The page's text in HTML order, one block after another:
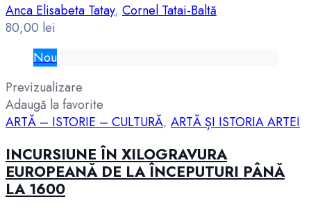
Anca Elisabeta Tatay, Cornel Tatai-Baltă
80,00 lei
Nou
Previzualizare
Adaugă la favorite
ARTĂ – ISTORIE – CULTURĂ, ARTĂ ȘI ISTORIA ARTEI
INCURSIUNE ÎN XILOGRAVURA
EUROPEANĂ DE LA ÎNCEPUTURI PÂNĂ
LA 1600